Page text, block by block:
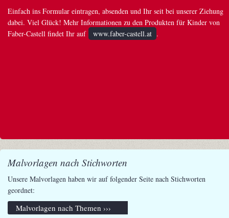
Einfach ins Formular eintragen, absenden und Ihr seit bei unserer Ziehung
dabei. Viel Glück! Mehr Informationen zu den Produkten für Kinder von
Faber-Castell findet Ihr auf
www.faber-castell.at .
Malvorlagen nach Stichworten
Unsere Malvorlagen haben wir auf folgender Seite nach Stichworten
geordnet:
Malvorlagen nach Themen ›››